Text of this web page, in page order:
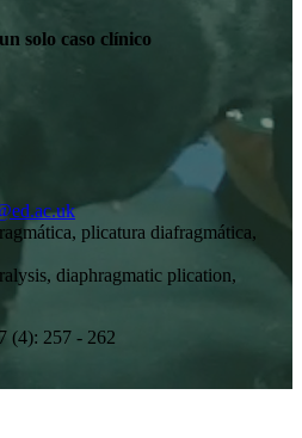
solo caso clínico
plicatura diafragmática,
diaphragmatic plication,
(4): 257 - 262